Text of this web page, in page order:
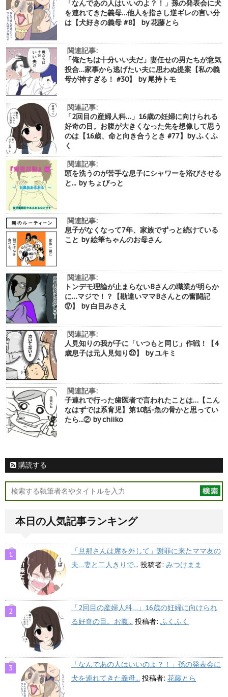
「なんであの人はいいのよ？！」孫の発表会に犬
を連れてきた義母…他人を指さし逆ギレの言い分
は【犬好きの義母 #8】 by 花藤とら
関連記事:
「俺たちは十分いい夫だ」妻任せの男たちが意気
投合…家事から逃げたい夫に思わぬ提案【私の義
母が神すぎる！ #30】 by 尾持トモ
関連記事:
「2回目の産婦人科…」16歳の妊婦に向けられる
好奇の目。お腹が大きくなった先を想像して思う
のは【16歳、命と向き合うとき #77】by ふくふ
く
関連記事:
頭を洗うのが苦手な息子にシャワーを浴びさせる
と... by ちょびっと
関連記事:
息子がなくなって7年、家族でずっと続けている
こと by 絵筆ちゃんのお母さん
関連記事:
トンデモ理論が止まらないBさんの職業が明らか
に…マジで！？【勘違いママBさんとの奮闘記
⑰】 by 白目みさえ
関連記事:
人見知りの我が子に「いつもと同じ」作戦！【4
歳息子は元人見知り㉒】 by ユキミ
関連記事:
子連れで行った歯医者で言われたことは…【こん
なはずでは系育児】第10話-魚の骨かと思ってい
たら...② by chiiko
購読する
本日の人気記事ランキング
「旦那さんは席を外して」謝罪に来たママ友の
夫…妻と二人きりで... 投稿者: みつけまま
「2回目の産婦人科…」16歳の妊婦に向けられ
る好奇の目。お腹... 投稿者: ふくふく
「なんであの人はいいのよ？！」孫の発表会に
犬を連れてきた義母... 投稿者: 花藤とら